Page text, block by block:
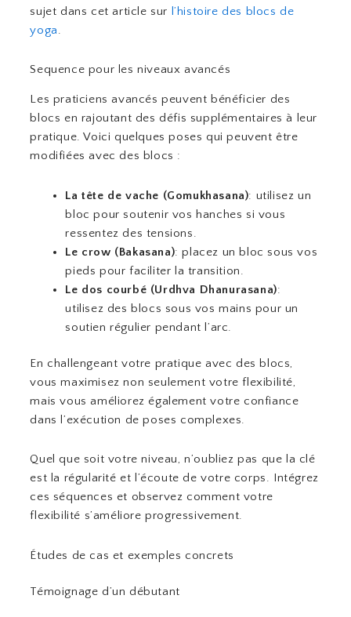
sujet dans cet article sur l’histoire des blocs de
yoga.
Sequence pour les niveaux avancés
Les praticiens avancés peuvent bénéficier des
blocs en rajoutant des défis supplémentaires à leur
pratique. Voici quelques poses qui peuvent être
modifiées avec des blocs :
La tête de vache (Gomukhasana): utilisez un
bloc pour soutenir vos hanches si vous
ressentez des tensions.
Le crow (Bakasana): placez un bloc sous vos
pieds pour faciliter la transition.
Le dos courbé (Urdhva Dhanurasana):
utilisez des blocs sous vos mains pour un
soutien régulier pendant l’arc.
En challengeant votre pratique avec des blocs,
vous maximisez non seulement votre flexibilité,
mais vous améliorez également votre confiance
dans l’exécution de poses complexes.
Quel que soit votre niveau, n’oubliez pas que la clé
est la régularité et l’écoute de votre corps. Intégrez
ces séquences et observez comment votre
flexibilité s’améliore progressivement.
Études de cas et exemples concrets
Témoignage d’un débutant